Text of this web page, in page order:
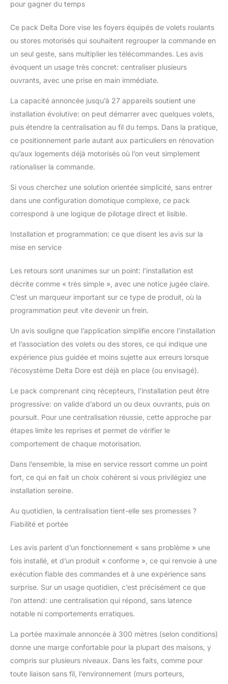
récepteurs compatibles
Des fonctionnalités
complètes : associés à
la box maison
l'ouverture de vos
volets connectés peut
être pilotée à distance
via smartphone avec
précision (au
pourcentage près) et
même à la voix. Le
retour d'état des volets
dans l'application.
Directement sur votre
smartphone, vous
grouper, scénariser et
application Tydom
Installation simplifiée :
grâce à leur taille
réduite, vous pouvez
installer facilement les
boîte d’encastrement
derrière votre
interrupteur ou dans
une boîte de dérivation.
il s’adapte à n’importe
à ses différents modes
de réglage Gardez la
main sur vos
équipements : vous
manuel (via
l'interrupteur d'origine)
Evolutif : pour une
connectée, vous
chauffage, sécuriser
une alarme ou des
caméras …via tydom
directement à travers
votre smartphone ou à
la voix (pour les usages
compatibles) . le tout
pour un confort et des
optimisés
pour gagner du temps
Ce pack Delta Dore vise les foyers équipés de volets roulants
ou stores motorisés qui souhaitent regrouper la commande en
un seul geste, sans multiplier les télécommandes. Les avis
évoquent un usage très concret: centraliser plusieurs
ouvrants, avec une prise en main immédiate.
La capacité annoncée jusqu’à 27 appareils soutient une
installation évolutive: on peut démarrer avec quelques volets,
puis étendre la centralisation au fil du temps. Dans la pratique,
ce positionnement parle autant aux particuliers en rénovation
qu’aux logements déjà motorisés où l’on veut simplement
rationaliser la commande.
Si vous cherchez une solution orientée simplicité, sans entrer
dans une configuration domotique complexe, ce pack
correspond à une logique de pilotage direct et lisible.
Installation et programmation: ce que disent les avis sur la
mise en service
Les retours sont unanimes sur un point: l’installation est
décrite comme « très simple », avec une notice jugée claire.
C’est un marqueur important sur ce type de produit, où la
programmation peut vite devenir un frein.
Un avis souligne que l’application simplifie encore l’installation
et l’association des volets ou des stores, ce qui indique une
expérience plus guidée et moins sujette aux erreurs lorsque
l’écosystème Delta Dore est déjà en place (ou envisagé).
Le pack comprenant cinq récepteurs, l’installation peut être
progressive: on valide d’abord un ou deux ouvrants, puis on
poursuit. Pour une centralisation réussie, cette approche par
étapes limite les reprises et permet de vérifier le
comportement de chaque motorisation.
Dans l’ensemble, la mise en service ressort comme un point
fort, ce qui en fait un choix cohérent si vous privilégiez une
installation sereine.
Au quotidien, la centralisation tient-elle ses promesses ?
Fiabilité et portée
Les avis parlent d’un fonctionnement « sans problème » une
fois installé, et d’un produit « conforme », ce qui renvoie à une
exécution fiable des commandes et à une expérience sans
surprise. Sur un usage quotidien, c’est précisément ce que
l’on attend: une centralisation qui répond, sans latence
notable ni comportements erratiques.
La portée maximale annoncée à 300 mètres (selon conditions)
donne une marge confortable pour la plupart des maisons, y
compris sur plusieurs niveaux. Dans les faits, comme pour
toute liaison sans fil, l’environnement (murs porteurs,